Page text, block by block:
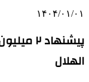
۱۴۰۴/۰۱/۰۱
الهلال